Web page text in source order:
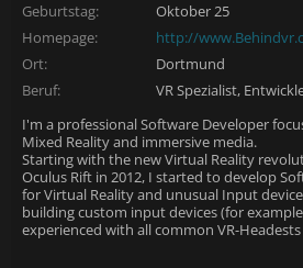
Geburtstag:
Oktober 25
Homepage:
http://
Ort:
Dortmund
Beruf:
VR Spezialist,
I'm a professional Software Developer
Mixed Reality and immersive media.
Starting with the new Virtual Reality
Oculus Rift in 2012, I started to develop
for Virtual Reality and unusual Input
building custom input devices (for example
experienced with all common VR-